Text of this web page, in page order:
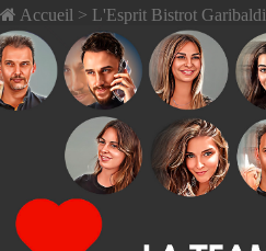
Accueil > L'Esprit Bistrot Garibaldi